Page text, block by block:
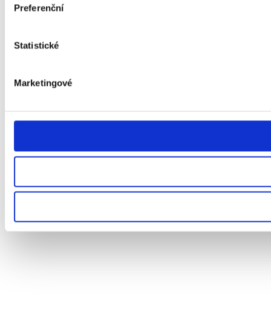
Preferenční
Statistické
Marketingové